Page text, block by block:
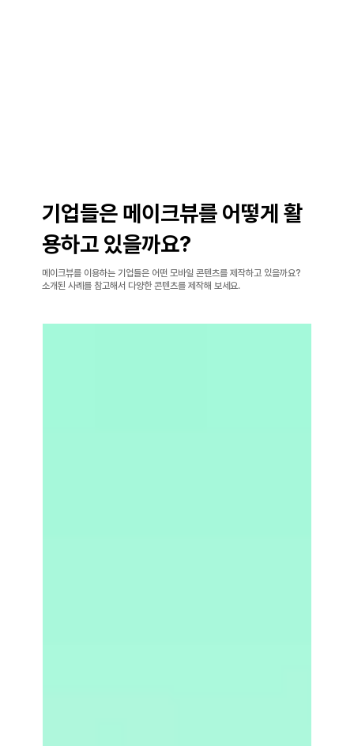
기업들은 메이크뷰를 어떻게 활
용하고 있을까요?
메이크뷰를 이용하는 기업들은 어떤 모바일 콘텐츠를 제작하고 있을까요?
​소개된 사례를 참고해서 다양한 콘텐츠를 제작해 보세요.